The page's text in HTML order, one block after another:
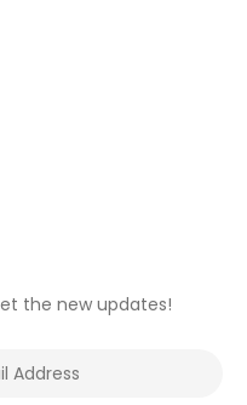
the new updates!